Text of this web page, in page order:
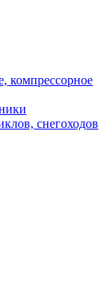
компрессорное
снегоходов